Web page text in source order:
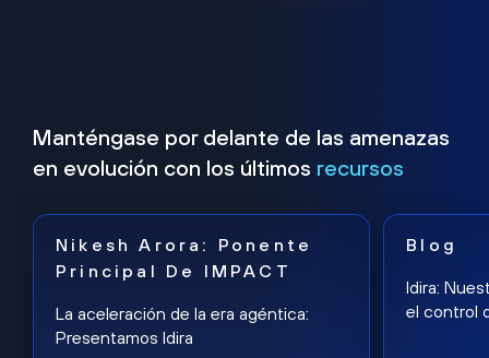
Manténgase por delante de las amenazas
en evolución con los últimos recursos
Nikesh Arora: Ponente
Principal De IMPACT
La aceleración de la era agéntica:
Presentamos Idira
Blog
Idira:
el control